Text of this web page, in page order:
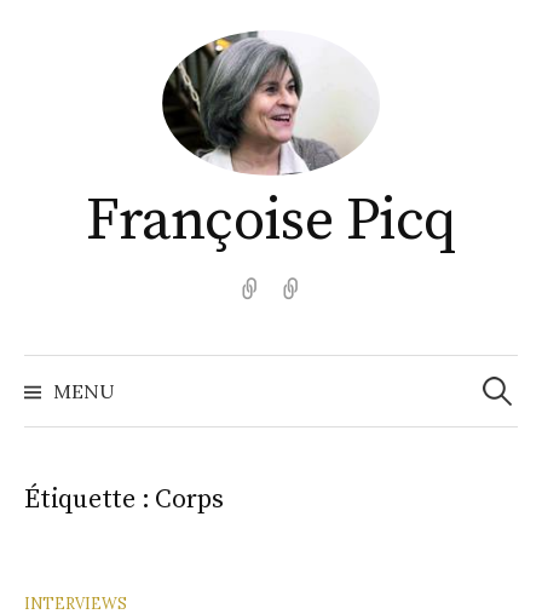
Françoise Picq
English
MENU
Étiquette : Corps
INTERVIEWS